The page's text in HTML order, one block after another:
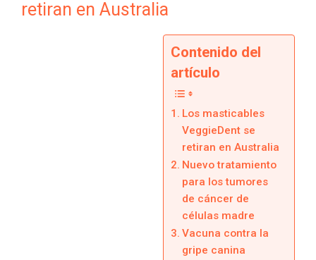
retiran en Australia
Contenido del
artículo
Los masticables
VeggieDent se
retiran en Australia
Nuevo tratamiento
para los tumores
de cáncer de
células madre
Vacuna contra la
gripe canina